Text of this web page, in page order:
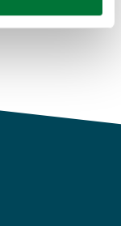
procesan sus
web con
y análisis